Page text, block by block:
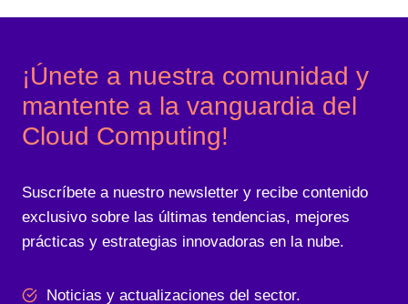
¡Únete a nuestra comunidad y
mantente a la vanguardia del
Cloud Computing!
Suscríbete a nuestro newsletter y recibe contenido
exclusivo sobre las últimas tendencias, mejores
prácticas y estrategias innovadoras en la nube.
Noticias y actualizaciones del sector.